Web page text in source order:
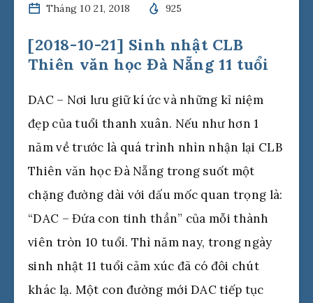
Tháng 10 21, 2018 925
[2018-10-21] Sinh nhật CLB
Thiên văn học Đà Nẵng 11 tuổi
DAC – Nơi lưu giữ kí ức và những kỉ niệm
đẹp của tuổi thanh xuân. Nếu như hơn 1
năm về trước là quá trình nhìn nhận lại CLB
Thiên văn học Đà Nẵng trong suốt một
chặng đường dài với dấu mốc quan trọng là:
“DAC – Đứa con tinh thần” của mỗi thành
viên tròn 10 tuổi. Thì năm nay, trong ngày
sinh nhật 11 tuổi cảm xúc đã có đôi chút
khác lạ. Một con đường mới DAC tiếp tục